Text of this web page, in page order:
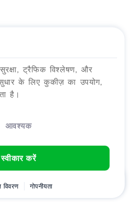
ट्रैफिक विश्लेषण, और
सुधार के लिए कुकीज़ का उपयोग,
है।
आवश्यक
स्वीकार करें
गोपनीयता
कार्ट